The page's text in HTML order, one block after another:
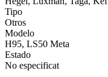
Tipo
Otros
Modelo
H95, LS50 Meta
Estado
No especificat